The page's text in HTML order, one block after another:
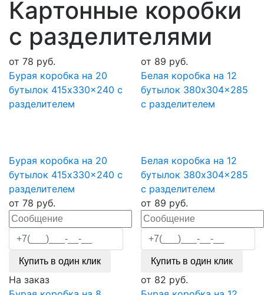
Картонные коробки
с разделителями
от 78 руб.
Бурая коробка на 20
бутылок 415x330x240 с
разделителем
Бурая коробка на 20
бутылок 415x330x240 с
разделителем
от 78 руб.
Купить в один клик
от 89 руб.
Белая коробка на 12
бутылок 380x304x285
с разделителем
Белая коробка на 12
бутылок 380x304x285
с разделителем
от 89 руб.
Купить в один клик
На заказ
от 82 руб.